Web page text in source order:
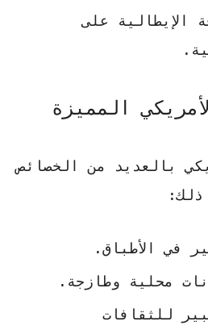
الإيطالية على
المميزة
بالعديد من الخصائص
ذلك:
في الأطباق.
محلية وطازجة.
للثقافات